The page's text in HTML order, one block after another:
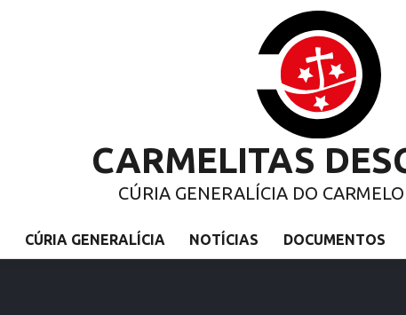
CARMELITAS
CÚRIA GENERALÍCIA DO
CÚRIA GENERALÍCIA NOTÍCIAS DOCUMENTOS